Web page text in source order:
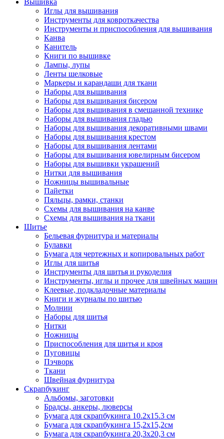
Вышивка
Иглы для вышивания
Инструменты для ковроткачества
Инструменты и приспособления для вышивания
Канва
Канитель
Книги по вышивке
Лампы, лупы
Ленты шелковые
Маркеры и карандаши для ткани
Наборы для вышивания
Наборы для вышивания бисером
Наборы для вышивания в смешанной технике
Наборы для вышивания гладью
Наборы для вышивания декоративными швами
Наборы для вышивания крестом
Наборы для вышивания лентами
Наборы для вышивания ювелирным бисером
Наборы для вышивки украшений
Нитки для вышивания
Ножницы вышивальные
Пайетки
Пяльцы, рамки, станки
Схемы для вышивания на канве
Схемы для вышивания на ткани
Шитье
Бельевая фурнитура и материалы
Булавки
Бумага для чертежных и копировальных работ
Иглы для шитья
Инструменты для шитья и рукоделия
Инструменты, иглы и прочее для швейных машин
Клеевые, подкладочные материалы
Книги и журналы по шитью
Молнии
Наборы для шитья
Нитки
Ножницы
Приспособления для шитья и кроя
Пуговицы
Пэчворк
Ткани
Швейная фурнитура
Скрапбукинг
Альбомы, заготовки
Брадсы, анкеры, люверсы
Бумага для скрапбукинга 10.2х15.3 см
Бумага для скрапбукинга 15,2х15,2см
Бумага для скрапбукинга 20,3х20,3 см